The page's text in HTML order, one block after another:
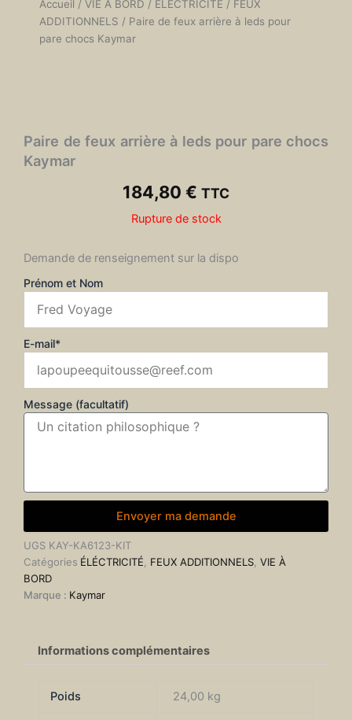
Accueil / VIE À BORD / ÉLÉCTRICITÉ / FEUX
ADDITIONNELS / Paire de feux arrière à leds pour
pare chocs Kaymar
Paire de feux arrière à leds pour pare chocs
Kaymar
184,80 € TTC
Rupture de stock
Demande de renseignement sur la dispo
Prénom et Nom
E-mail*
Message (facultatif)
Envoyer ma demande
UGS KAY-KA6123-KIT
Catégories ÉLÉCTRICITÉ, FEUX ADDITIONNELS, VIE À
BORD
Marque : Kaymar
Informations complémentaires
Poids 24,00 kg